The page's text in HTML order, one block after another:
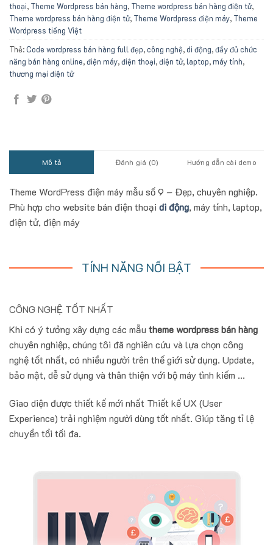
thoại, Theme Wordpress bán hàng, Theme wordpress bán hàng điện tử,
Theme wordpress bán hàng điện tử, Theme Wordpress điện máy, Theme
Wordpress tiếng Việt
Thẻ:Code wordpress bán hàng full đẹp,công nghệ,di động,đầy đủ chức
năng bán hàng online,điện máy,điện thoại,điện tử,laptop,máy tính,
thương mại điện tử
Mô tả Đánh giá (0) Hướng dẫn cài demo
Theme WordPress điện máy mẫu số 9 – Đẹp, chuyên nghiệp.
Phù hợp cho website bán điện thoại di động, máy tính, laptop,
điện tử, điện máy
TÍNH NĂNG NỔI BẬT
CÔNG NGHỆ TỐT NHẤT
Khi có ý tưởng xây dựng các mẫu theme wordpress bán hàng
chuyên nghiệp, chúng tôi đã nghiên cứu và lựa chọn công
nghệ tốt nhất, có nhiều người trên thế giới sử dụng. Update,
bảo mật, dễ sử dụng và thân thiện với bộ máy tình kiếm ...
Giao diện được thiết kế mới nhất Thiết kế UX (User
Experience) trải nghiệm người dùng tốt nhất. Giúp tăng tỉ lệ
chuyển tổi tối đa.